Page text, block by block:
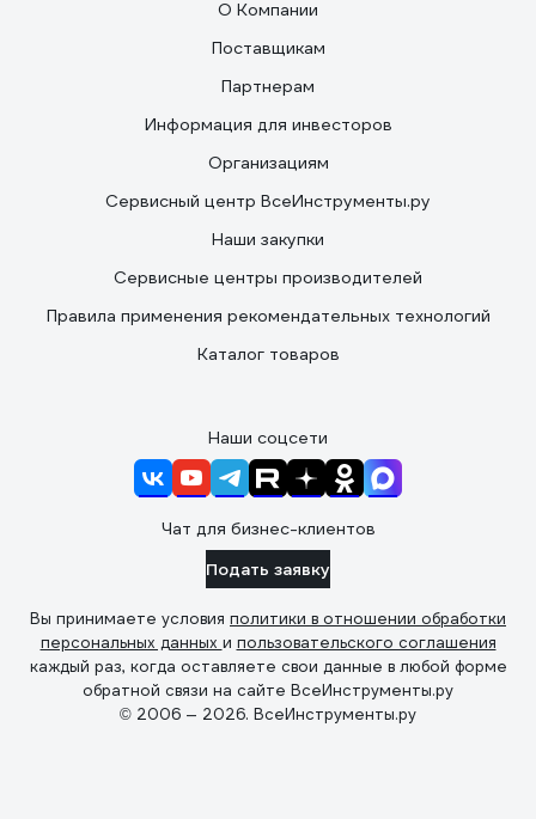
О Компании
Поставщикам
Партнерам
Информация для инвесторов
Организациям
Сервисный центр ВсеИнструменты.ру
Наши закупки
Сервисные центры производителей
Правила применения рекомендательных технологий
Каталог товаров
Наши соцсети
Чат для бизнес-клиентов
Подать заявку
Вы принимаете условия политики в отношении обработки
персональных данных и пользовательского соглашения
каждый раз, когда оставляете свои данные в любой форме
обратной связи на сайте ВсеИнструменты.ру
© 2006 — 2026. ВсеИнструменты.ру